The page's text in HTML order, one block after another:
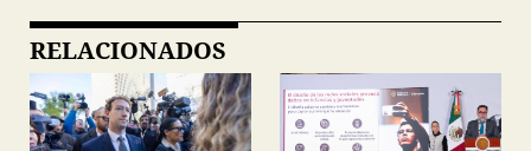
RELACIONADOS